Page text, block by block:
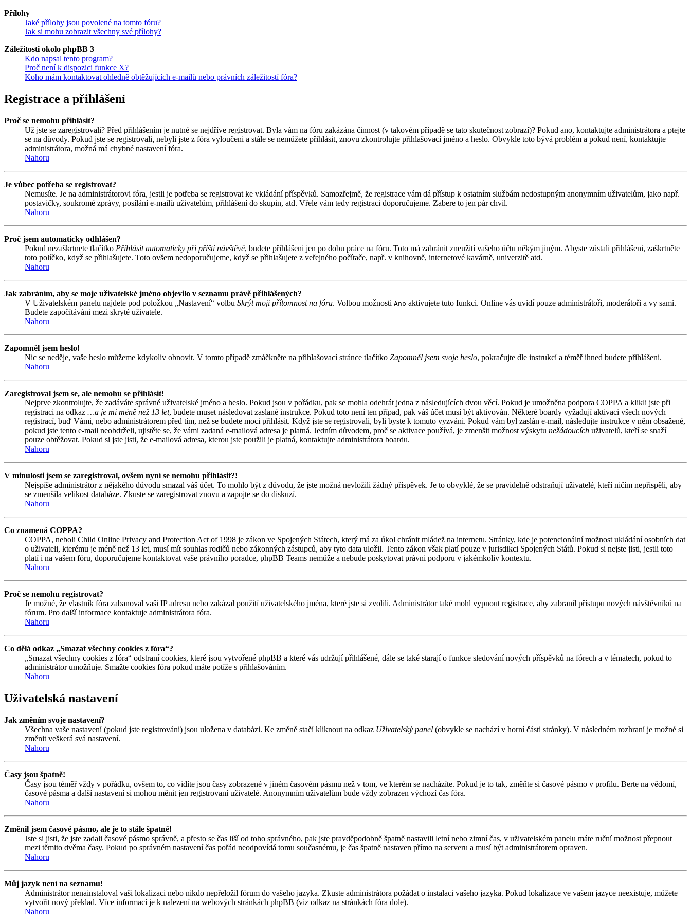
Přílohy
Jaké přílohy jsou povolené na tomto fóru?
Jak si mohu zobrazit všechny své přílohy?
Záležitosti okolo phpBB 3
Kdo napsal tento program?
Proč není k dispozici funkce X?
Koho mám kontaktovat ohledně obtěžujících e-mailů nebo právních záležitostí fóra?
Registrace a přihlášení
Proč se nemohu přihlásit?
Už jste se zaregistrovali? Před přihlášením je nutné se nejdříve registrovat. Byla vám na fóru zakázána činnost (v takovém případě se tato skutečnost zobrazí)? Pokud ano, kontaktujte administrátora a ptejte
se na důvody. Pokud jste se registrovali, nebyli jste z fóra vyloučeni a stále se nemůžete přihlásit, znovu zkontrolujte přihlašovací jméno a heslo. Obvykle toto bývá problém a pokud není, kontaktujte
administrátora, možná má chybné nastavení fóra.
Nahoru
Je vůbec potřeba se registrovat?
Nemusíte. Je na administrátorovi fóra, jestli je potřeba se registrovat ke vkládání příspěvků. Samozřejmě, že registrace vám dá přístup k ostatním službám nedostupným anonymním uživatelům, jako např.
postavičky, soukromé zprávy, posílání e-mailů uživatelům, přihlášení do skupin, atd. Vřele vám tedy registraci doporučujeme. Zabere to jen pár chvil.
Nahoru
Proč jsem automaticky odhlášen?
Pokud nezaškrtnete tlačítko Přihlásit automaticky při příští návštěvě, budete přihlášeni jen po dobu práce na fóru. Toto má zabránit zneužití vašeho účtu někým jiným. Abyste zůstali přihlášeni, zaškrtněte
toto políčko, když se přihlašujete. Toto ovšem nedoporučujeme, když se přihlašujete z veřejného počítače, např. v knihovně, internetové kavárně, univerzitě atd.
Nahoru
Jak zabráním, aby se moje uživatelské jméno objevilo v seznamu právě přihlášených?
V Uživatelském panelu najdete pod položkou „Nastavení“ volbu Skrýt moji přítomnost na fóru. Volbou možnosti Ano aktivujete tuto funkci. Online vás uvidí pouze administrátoři, moderátoři a vy sami.
Budete započítáváni mezi skryté uživatele.
Nahoru
Zapomněl jsem heslo!
Nic se neděje, vaše heslo můžeme kdykoliv obnovit. V tomto případě zmáčkněte na přihlašovací stránce tlačítko Zapomněl jsem svoje heslo, pokračujte dle instrukcí a téměř ihned budete přihlášeni.
Nahoru
Zaregistroval jsem se, ale nemohu se přihlásit!
Nejprve zkontrolujte, že zadáváte správné uživatelské jméno a heslo. Pokud jsou v pořádku, pak se mohla odehrát jedna z následujících dvou věcí. Pokud je umožněna podpora COPPA a klikli jste při
registraci na odkaz …a je mi méně než 13 let, budete muset následovat zaslané instrukce. Pokud toto není ten případ, pak váš účet musí být aktivován. Některé boardy vyžadují aktivaci všech nových
registrací, buď Vámi, nebo administrátorem před tím, než se budete moci přihlásit. Když jste se registrovali, byli byste k tomuto vyzváni. Pokud vám byl zaslán e-mail, následujte instrukce v něm obsažené,
pokud jste tento e-mail neobdrželi, ujistěte se, že vámi zadaná e-mailová adresa je platná. Jedním důvodem, proč se aktivace používá, je zmenšit možnost výskytu nežádoucích uživatelů, kteří se snaží
pouze obtěžovat. Pokud si jste jisti, že e-mailová adresa, kterou jste použili je platná, kontaktujte administrátora boardu.
Nahoru
V minulosti jsem se zaregistroval, ovšem nyní se nemohu přihlásit?!
Nejspíše administrátor z nějakého důvodu smazal váš účet. To mohlo být z důvodu, že jste možná nevložili žádný příspěvek. Je to obvyklé, že se pravidelně odstraňují uživatelé, kteří ničím nepřispěli, aby
se zmenšila velikost databáze. Zkuste se zaregistrovat znovu a zapojte se do diskuzí.
Nahoru
Co znamená COPPA?
COPPA, neboli Child Online Privacy and Protection Act of 1998 je zákon ve Spojených Státech, který má za úkol chránit mládež na internetu. Stránky, kde je potencionální možnost ukládání osobních dat
o uživateli, kterému je méně než 13 let, musí mít souhlas rodičů nebo zákonných zástupců, aby tyto data uložil. Tento zákon však platí pouze v jurisdikci Spojených Států. Pokud si nejste jisti, jestli toto
platí i na vašem fóru, doporučujeme kontaktovat vaše právního poradce, phpBB Teams nemůže a nebude poskytovat právni podporu v jakémkoliv kontextu.
Nahoru
Proč se nemohu registrovat?
Je možné, že vlastník fóra zabanoval vaši IP adresu nebo zakázal použití uživatelského jména, které jste si zvolili. Administrátor také mohl vypnout registrace, aby zabranil přístupu nových návštěvníků na
fórum. Pro další informace kontaktuje administrátora fóra.
Nahoru
Co dělá odkaz „Smazat všechny cookies z fóra“?
„Smazat všechny cookies z fóra“ odstraní cookies, které jsou vytvořené phpBB a které vás udržují přihlášené, dále se také starají o funkce sledování nových příspěvků na fórech a v tématech, pokud to
administrátor umožňuje. Smažte cookies fóra pokud máte potíže s přihlašováním.
Nahoru
Uživatelská nastavení
Jak změním svoje nastavení?
Všechna vaše nastavení (pokud jste registrováni) jsou uložena v databázi. Ke změně stačí kliknout na odkaz Uživatelský panel (obvykle se nachází v horní části stránky). V následném rozhraní je možné si
změnit veškerá svá nastavení.
Nahoru
Časy jsou špatně!
Časy jsou téměř vždy v pořádku, ovšem to, co vidíte jsou časy zobrazené v jiném časovém pásmu než v tom, ve kterém se nacházíte. Pokud je to tak, změňte si časové pásmo v profilu. Berte na vědomí,
časové pásma a další nastavení si mohou měnit jen registrovaní uživatelé. Anonymním uživatelům bude vždy zobrazen výchozí čas fóra.
Nahoru
Změnil jsem časové pásmo, ale je to stále špatně!
Jste si jisti, že jste zadali časové pásmo správně, a přesto se čas liší od toho správného, pak jste pravděpodobně špatně nastavili letní nebo zimní čas, v uživatelském panelu máte ruční možnost přepnout
mezi těmito dvěma časy. Pokud po správném nastavení čas pořád neodpovídá tomu současnému, je čas špatně nastaven přímo na serveru a musí být administrátorem opraven.
Nahoru
Můj jazyk není na seznamu!
Administrátor nenainstaloval vaši lokalizaci nebo nikdo nepřeložil fórum do vašeho jazyka. Zkuste administrátora požádat o instalaci vašeho jazyka. Pokud lokalizace ve vašem jazyce neexistuje, můžete
vytvořit nový překlad. Více informací je k nalezení na webových stránkách phpBB (viz odkaz na stránkách fóra dole).
Nahoru